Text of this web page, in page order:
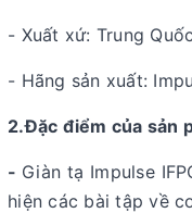
- Xuất xứ: Trung Quốc
- Hãng sản xuất:
2.Đặc điểm của sản
- Giàn tạ Impulse
hiện các bài tập về